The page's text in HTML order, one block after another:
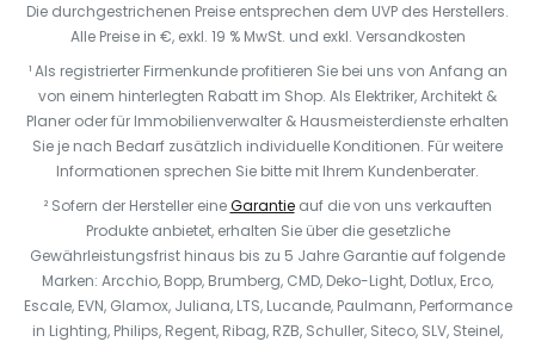
Die durchgestrichenen Preise entsprechen dem UVP des Herstellers.
Alle Preise in €, exkl. 19 % MwSt. und exkl. Versandkosten
¹ Als registrierter Firmenkunde profitieren Sie bei uns von Anfang an
von einem hinterlegten Rabatt im Shop. Als Elektriker, Architekt &
Planer oder für Immobilienverwalter & Hausmeisterdienste erhalten
Sie je nach Bedarf zusätzlich individuelle Konditionen. Für weitere
Informationen sprechen Sie bitte mit Ihrem Kundenberater.
² Sofern der Hersteller eineGarantieauf die von uns verkauften
Produkte anbietet, erhalten Sie über die gesetzliche
Gewährleistungsfrist hinaus bis zu 5 Jahre Garantie auf folgende
Marken: Arcchio, Bopp, Brumberg, CMD, Deko-Light, Dotlux, Erco,
Escale, EVN, Glamox, Juliana, LTS, Lucande, Paulmann, Performance
in Lighting, Philips, Regent, Ribag, RZB, Schuller, Siteco, SLV, Steinel,